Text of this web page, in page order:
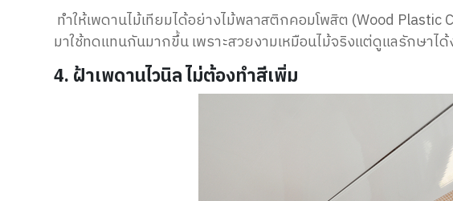
ทำให้เพดานไม้เทียมได้อย่างไม้พลาสติกคอมโพสิต (Wood
มาใช้ทดแทนกันมากขึ้น เพราะสวยงามเหมือนไม้จริงแต่ดูแลรักษาไ
4. ฝ้าเพดานไวนิล ไม่ต้องทำสีเพิ่ม